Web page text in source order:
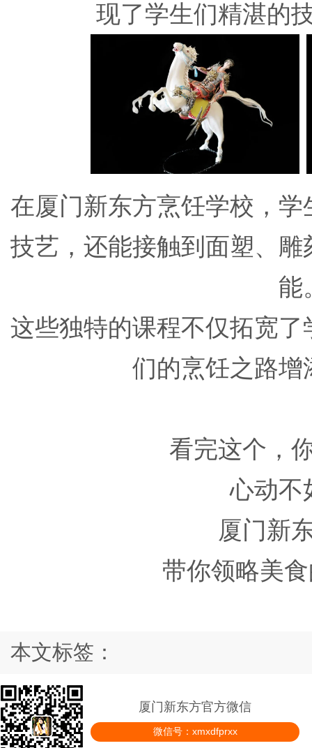
现了学生们精湛的
在厦门新东方烹饪学校，
技艺，还能接触到面塑、
能
这些独特的课程不仅拓宽
们的烹饪之路增
看完这个，
心动不
厦门新
带你领略美
本文标签：
厦门新东方官方微信
微信号：xmxdfprxx